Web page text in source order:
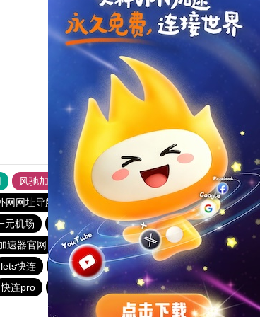
支持 [0] 反对 [0]
支持
风驰加速器
旋风加速器
网网址导航 软件中心 雷霆加速
狂飙加速器
元机场 落地机 旋风加速度器
快鸭vp加速器
速器官网
夏时加速器
lets快连 雷霆加速免费永久
猎豹vp加速器官网
快连pro outline 暴雪加速器vp
ios加速器